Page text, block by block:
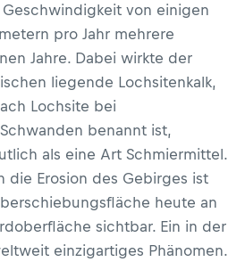
Geschwindigkeit von einigen
pro Jahr mehrere
Jahre. Dabei wirkte der
liegende Lochsitenkalk,
Lochsite bei
benannt ist,
als eine Art Schmiermittel.
die Erosion des Gebirges ist
heute an
sichtbar. Ein in der
einzigartiges Phänomen.